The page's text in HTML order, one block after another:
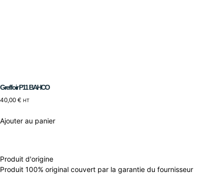
Greffoir P11 BAHCO
40,00 € HT
Ajouter au panier
Produit d'origine
Produit 100% original couvert par la garantie du fournisseur